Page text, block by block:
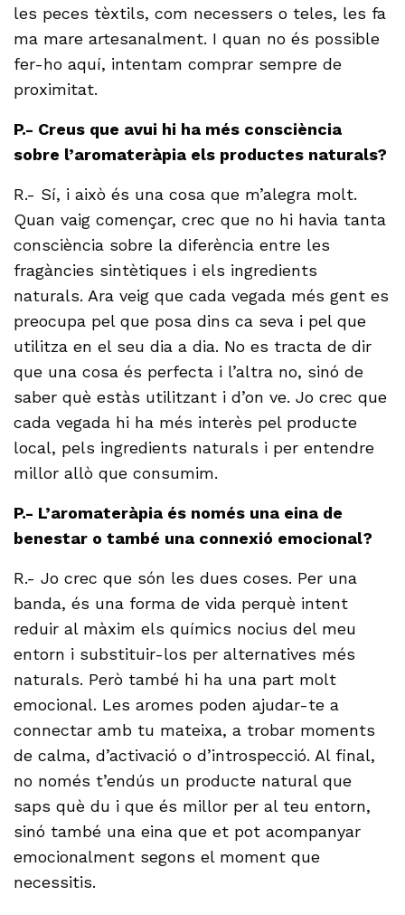
les peces tèxtils, com necessers o teles, les fa
ma mare artesanalment. I quan no és possible
fer-ho aquí, intentam comprar sempre de
proximitat.
P.- Creus que avui hi ha més consciència
sobre l’aromateràpia els productes naturals?
R.- Sí, i això és una cosa que m’alegra molt.
Quan vaig començar, crec que no hi havia tanta
consciència sobre la diferència entre les
fragàncies sintètiques i els ingredients
naturals. Ara veig que cada vegada més gent es
preocupa pel que posa dins ca seva i pel que
utilitza en el seu dia a dia. No es tracta de dir
que una cosa és perfecta i l’altra no, sinó de
saber què estàs utilitzant i d’on ve. Jo crec que
cada vegada hi ha més interès pel producte
local, pels ingredients naturals i per entendre
millor allò que consumim.
P.- L’aromateràpia és només una eina de
benestar o també una connexió emocional?
R.- Jo crec que són les dues coses. Per una
banda, és una forma de vida perquè intent
reduir al màxim els químics nocius del meu
entorn i substituir-los per alternatives més
naturals. Però també hi ha una part molt
emocional. Les aromes poden ajudar-te a
connectar amb tu mateixa, a trobar moments
de calma, d’activació o d’introspecció. Al final,
no només t’endús un producte natural que
saps què du i que és millor per al teu entorn,
sinó també una eina que et pot acompanyar
emocionalment segons el moment que
necessitis.